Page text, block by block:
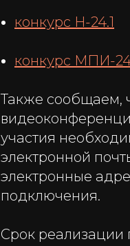
конкурс Н-24.1
конкурс МПИ-
Также сообщаем,
участия
электронной
электронные
подключения.
Срок реализации